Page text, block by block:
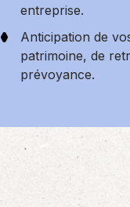
entreprise.
Anticipation de
patrimoine, de
prévoyance.